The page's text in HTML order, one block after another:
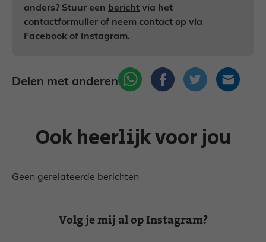
anders? Stuur een bericht via het
contactformulier of neem contact op via
Facebook of Instagram.
Delen met anderen
Ook heerlijk voor jou
Geen gerelateerde berichten
Volg je mij al op Instagram?